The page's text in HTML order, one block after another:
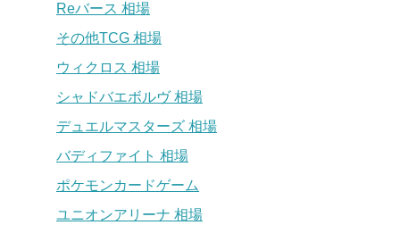
Reバース 相場
その他TCG 相場
ウィクロス 相場
シャドバエボルヴ 相場
デュエルマスターズ 相場
バディファイト 相場
ポケモンカードゲーム
ユニオンアリーナ 相場